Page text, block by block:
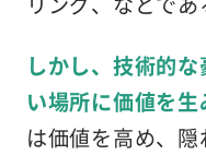
しかし、技術的
い場所に価値を生
は価値を高め、